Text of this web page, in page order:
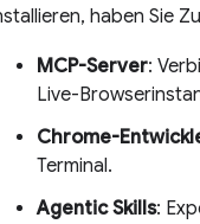
haben Sie
MCP-Server:
Live-
Chrome-
Terminal.
Agentic Skills: